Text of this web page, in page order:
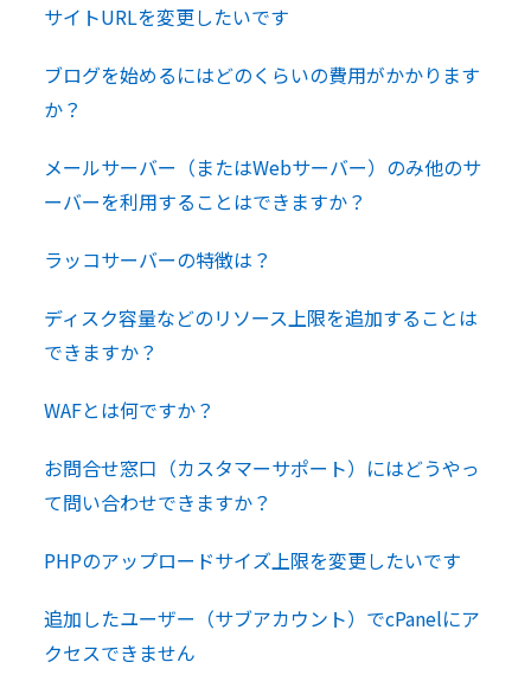
サイトURLを変更したいです
ブログを始めるにはどのくらいの費用がかかります
か？
メールサーバー（またはWebサーバー）のみ他のサ
ーバーを利用することはできますか？
ラッコサーバーの特徴は？
ディスク容量などのリソース上限を追加することは
できますか？
WAFとは何ですか？
お問合せ窓口（カスタマーサポート）にはどうやっ
て問い合わせできますか？
PHPのアップロードサイズ上限を変更したいです
追加したユーザー（サブアカウント）でcPanelにア
クセスできません